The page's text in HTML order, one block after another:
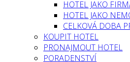
HOTEL JAKO
HOTEL JAKO
CELKOVÁ DOBA
KOUPIT HOTEL
PRONAJMOUT HOTEL
PORADENSTVÍ